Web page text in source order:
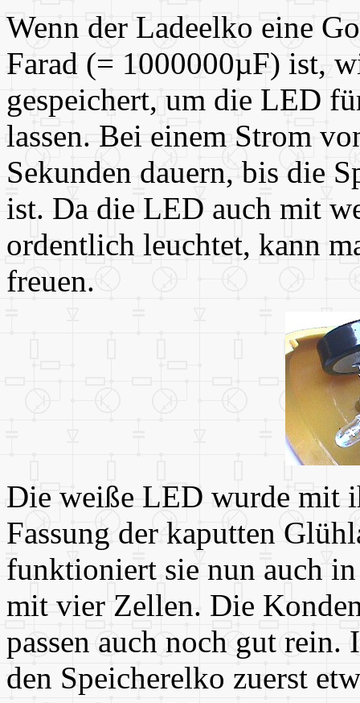
Wenn der Ladeelko eine
Farad (= 1000000µF) ist,
gespeichert, um die LED
lassen. Bei einem Strom
Sekunden dauern, bis die
ist. Da die LED auch mit
ordentlich leuchtet, kann
freuen.
Die weiße LED wurde mit
Fassung der kaputten
funktioniert sie nun auch
mit vier Zellen. Die
passen auch noch gut rein.
den Speicherelko zuerst